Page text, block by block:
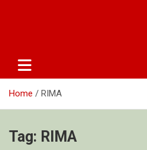
Home RIMA
Tag: RIMA